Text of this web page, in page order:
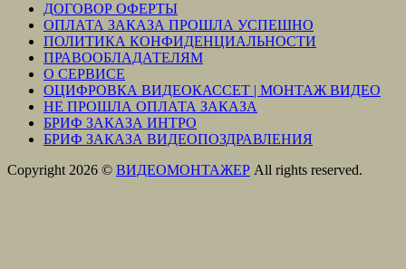
ДОГОВОР ОФЕРТЫ
ОПЛАТА ЗАКАЗА ПРОШЛА УСПЕШНО
ПОЛИТИКА КОНФИДЕНЦИАЛЬНОСТИ
ПРАВООБЛАДАТЕЛЯМ
О СЕРВИСЕ
ОЦИФРОВКА ВИДЕОКАССЕТ | МОНТАЖ ВИДЕО
НЕ ПРОШЛА ОПЛАТА ЗАКАЗА
БРИФ ЗАКАЗА ИНТРО
БРИФ ЗАКАЗА ВИДЕОПОЗДРАВЛЕНИЯ
Copyright 2026 © ВИДЕОМОНТАЖЕР All rights reserved.